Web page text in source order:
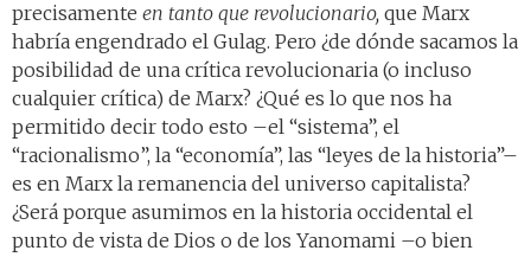
precisamente en tanto que revolucionario, que Marx
habría engendrado el Gulag. Pero ¿de dónde sacamos la
posibilidad de una crítica revolucionaria (o incluso
cualquier crítica) de Marx? ¿Qué es lo que nos ha
permitido decir todo esto –el “sistema”, el
“racionalismo”, la “economía”, las “leyes de la historia”–
es en Marx la remanencia del universo capitalista?
¿Será porque asumimos en la historia occidental el
punto de vista de Dios o de los Yanomami –o bien